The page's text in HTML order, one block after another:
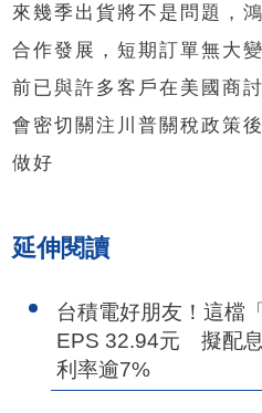
來幾季出貨將不是問題，
合作發展，短期訂單無大
前已與許多客戶在美國商
會密切關注川普關稅政策
做好
延伸閱讀
台積電好朋友！這檔
EPS 32.94元 擬配
利率逾7%